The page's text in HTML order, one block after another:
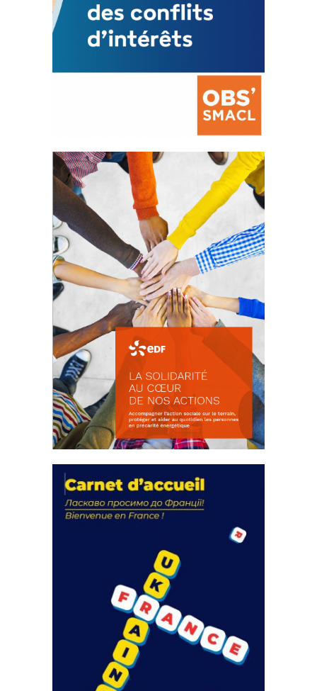
La prévention des conflits
d’intérêts
18 septembre 2023
FEUILLETER
actions
18 septembre 2023
FEUILLETER